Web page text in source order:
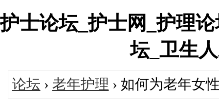
护士论坛_护士网_护理
坛_卫生
论坛 › 老年护理 › 如何为老年女